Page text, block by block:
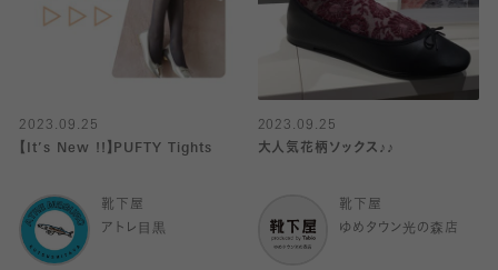
2023.09.25
【It’s New !!】PUFTY Tights
靴下屋
アトレ目黒
2023.09.25
大人気花柄ソックス♪♪
靴下屋
ゆめタウン光の森店